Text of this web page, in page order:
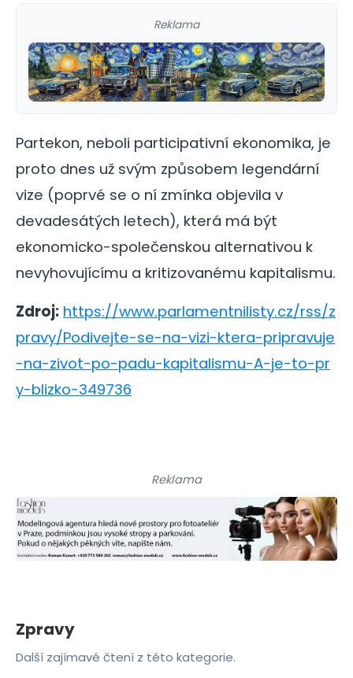
Reklama
Partekon, neboli participativní ekonomika, je
proto dnes už svým způsobem legendární
vize (poprvé se o ní zmínka objevila v
devadesátých letech), která má být
ekonomicko-společenskou alternativou k
nevyhovujícímu a kritizovanému kapitalismu.
Zdroj: https://www.parlamentnilisty.cz/rss/z
pravy/Podivejte-se-na-vizi-ktera-pripravuje
-na-zivot-po-padu-kapitalismu-A-je-to-pr
y-blizko-349736
Reklama
Zpravy
Další zajímavé čtení z této kategorie.